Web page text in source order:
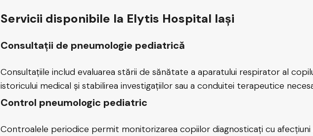
Servicii disponibile la Elytis Hospital Iași
Consultații de pneumologie pediatrică
Consultațiile includ evaluarea stării de sănătate a aparatului respirator al
istoricului medical și stabilirea investigațiilor sau a conduitei terapeutice
Control pneumologic pediatric
Controalele periodice permit monitorizarea copiilor diagnosticați cu afecțiuni